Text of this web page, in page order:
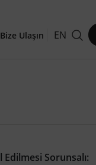
Bize Ulaşın EN
Sorunsalı: